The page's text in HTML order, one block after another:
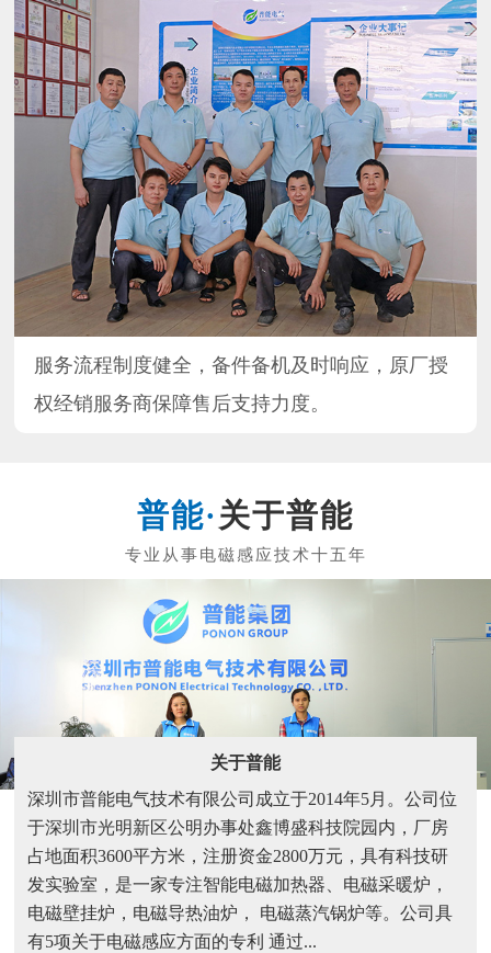
服务流程制度健全，备件备机及时响应，原厂授
权经销服务商保障售后支持力度。
关于普能
关于普能
深圳市普能电气技术有限公司成立于2014年5月。公司位
于深圳市光明新区公明办事处鑫博盛科技院园内，厂房
占地面积3600平方米，注册资金2800万元，具有科技研
发实验室，是一家专注智能电磁加热器、电磁采暖炉，
电磁壁挂炉，电磁导热油炉， 电磁蒸汽锅炉等。公司具
有5项关于电磁感应方面的专利 通过...